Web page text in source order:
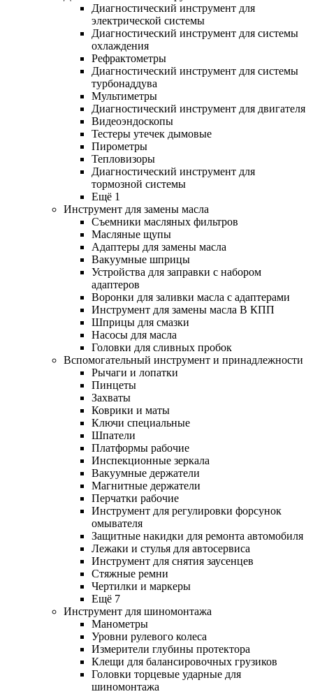
Диагностический инструмент для
электрической системы
Диагностический инструмент для системы
охлаждения
Рефрактометры
Диагностический инструмент для системы
турбонаддува
Мультиметры
Диагностический инструмент для двигателя
Видеоэндоскопы
Тестеры утечек дымовые
Пирометры
Тепловизоры
Диагностический инструмент для
тормозной системы
Ещё 1
Инструмент для замены масла
Съемники масляных фильтров
Масляные щупы
Адаптеры для замены масла
Вакуумные шприцы
Устройства для заправки с набором
адаптеров
Воронки для заливки масла с адаптерами
Инструмент для замены масла В КПП
Шприцы для смазки
Насосы для масла
Головки для сливных пробок
Вспомогательный инструмент и принадлежности
Рычаги и лопатки
Пинцеты
Захваты
Коврики и маты
Ключи специальные
Шпатели
Платформы рабочие
Инспекционные зеркала
Вакуумные держатели
Магнитные держатели
Перчатки рабочие
Инструмент для регулировки форсунок
омывателя
Защитные накидки для ремонта автомобиля
Лежаки и стулья для автосервиса
Инструмент для снятия заусенцев
Стяжные ремни
Чертилки и маркеры
Ещё 7
Инструмент для шиномонтажа
Манометры
Уровни рулевого колеса
Измерители глубины протектора
Клещи для балансировочных грузиков
Головки торцевые ударные для
шиномонтажа